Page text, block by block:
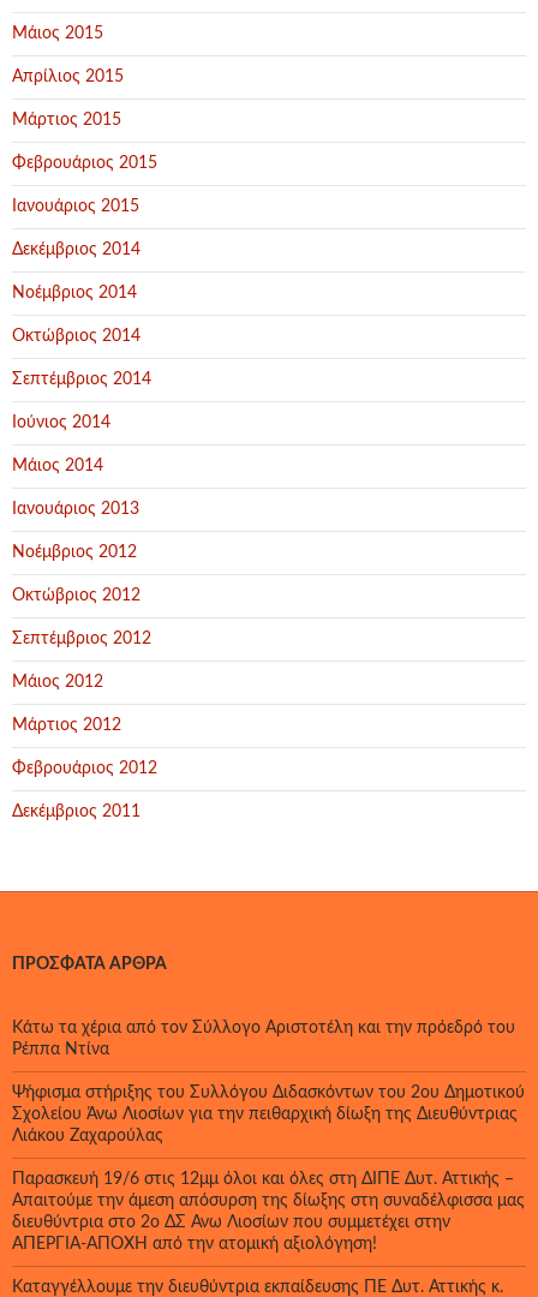
Μάιος 2015
Απρίλιος 2015
Μάρτιος 2015
Φεβρουάριος 2015
Ιανουάριος 2015
Δεκέμβριος 2014
Νοέμβριος 2014
Οκτώβριος 2014
Σεπτέμβριος 2014
Ιούνιος 2014
Μάιος 2014
Ιανουάριος 2013
Νοέμβριος 2012
Οκτώβριος 2012
Σεπτέμβριος 2012
Μάιος 2012
Μάρτιος 2012
Φεβρουάριος 2012
Δεκέμβριος 2011
ΠΡΌΣΦΑΤΑ ΆΡΘΡΑ
Κάτω τα χέρια από τον Σύλλογο Αριστοτέλη και την πρόεδρό του
Ρέππα Ντίνα
Ψήφισμα στήριξης του Συλλόγου Διδασκόντων του 2ου Δημοτικού
Σχολείου Άνω Λιοσίων για την πειθαρχική δίωξη της Διευθύντριας
Λιάκου Ζαχαρούλας
Παρασκευή 19/6 στις 12μμ όλοι και όλες στη ΔΙΠΕ Δυτ. Αττικής –
Απαιτούμε την άμεση απόσυρση της δίωξης στη συναδέλφισσα μας
διευθύντρια στο 2ο ΔΣ Άνω Λιοσίων που συμμετέχει στην
ΑΠΕΡΓΙΑ-ΑΠΟΧΗ από την ατομική αξιολόγηση!
Καταγγέλλουμε την διευθύντρια εκπαίδευσης ΠΕ Δυτ. Αττικής κ.